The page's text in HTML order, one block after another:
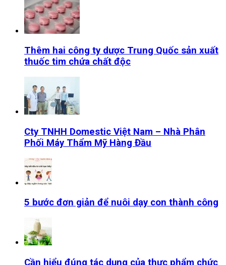
Thêm hai công ty dược Trung Quốc sản xuất
thuốc tim chứa chất độc
Cty TNHH Domestic Việt Nam – Nhà Phân
Phối Máy Thẩm Mỹ Hàng Đầu
5 bước đơn giản để nuôi dạy con thành công
Cần hiểu đúng tác dụng của thực phẩm chức